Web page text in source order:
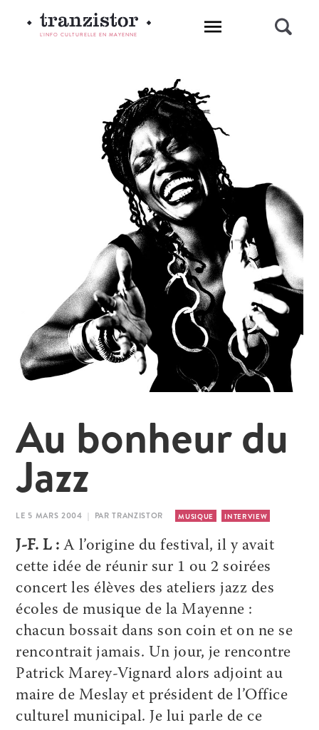
L'INFO CULTURELLE EN MAYENNE
Au bonheur du
Jazz
LE 5 MARS 2004 | PAR TRANZISTOR MUSIQUE INTERVIEW
J-F. L : A l’origine du festival, il y avait
cette idée de réunir sur 1 ou 2 soirées
concert les élèves des ateliers jazz des
écoles de musique de la Mayenne :
chacun bossait dans son coin et on ne se
rencontrait jamais. Un jour, je rencontre
Patrick Marey-Vignard alors adjoint au
maire de Meslay et président de l’Office
culturel municipal. Je lui parle de ce